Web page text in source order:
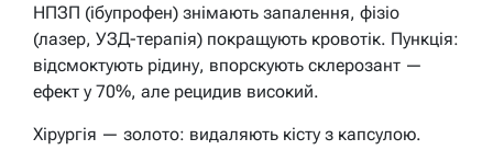
НПЗП (ібупрофен) знімають запалення, фізіо
(лазер, УЗД-терапія) покращують кровотік. Пункція:
відсмоктують рідину, впорскують склерозант —
ефект у 70%, але рецидив високий.
Хірургія — золото: видаляють кісту з капсулою.